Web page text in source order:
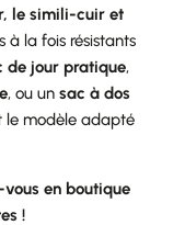
le simili-cuir et
à la fois résistants
de jour pratique,
, ou un sac à dos
le modèle adapté
en boutique
!